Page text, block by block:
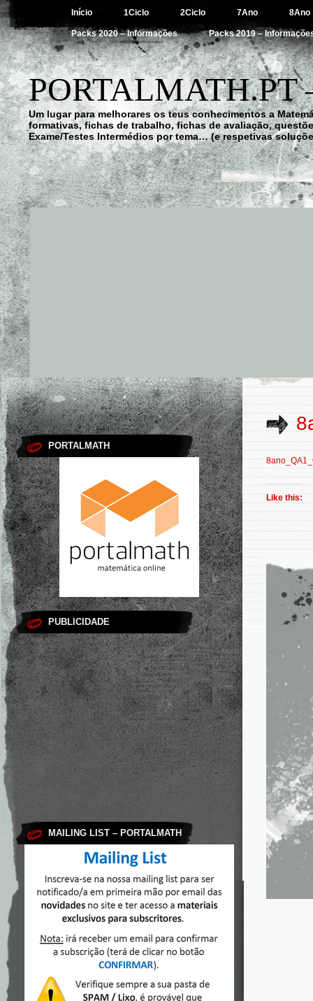
Início 1Ciclo 2Ciclo 7Ano 8Ano
Packs 2020 – Informações Packs 2019 –
Um lugar para melhorares os teus conhecimentos a
formativas, fichas de trabalho, fichas de avaliação,
Exame/Testes Intermédios por tema… (e respetivas
PORTALMATH
PUBLICIDADE
MAILING LIST – PORTALMATH
Like this: